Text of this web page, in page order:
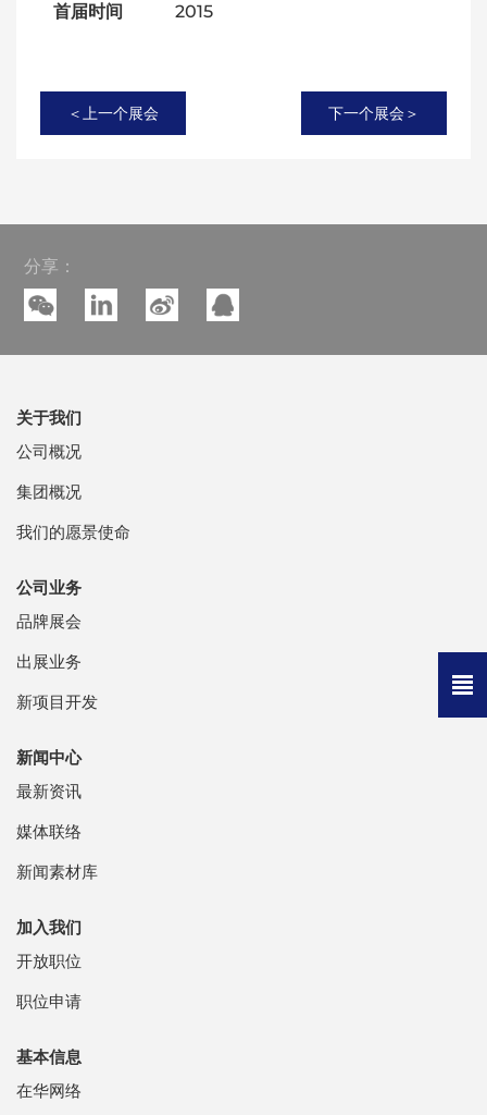
首届时间 2015
＜上一个展会 下一个展会＞
分享：
关于我们
公司概况
集团概况
我们的愿景使命
公司业务
品牌展会
出展业务
新项目开发
新闻中心
最新资讯
媒体联络
新闻素材库
加入我们
开放职位
职位申请
基本信息
在华网络